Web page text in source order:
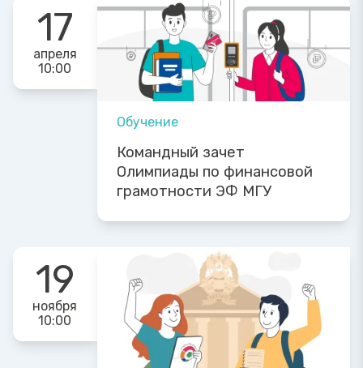
17
апреля
10:00
Обучение
Командный зачет
Олимпиады по финансовой
грамотности ЭФ МГУ
19
ноября
10:00